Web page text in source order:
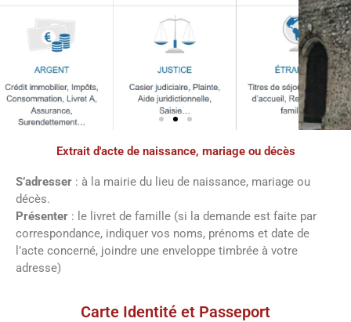
Démarches
administratives
Faîtes vos démarches en ligne sur notre
site en cliquant sur le bouton ci-dessous
Extrait d'acte de naissance, mariage ou décès
S’adresser : à la mairie du lieu de naissance, mariage ou
décès.
Présenter : le livret de famille (si la demande est faite par
correspondance, indiquer vos noms, prénoms et date de
l’acte concerné, joindre une enveloppe timbrée à votre
adresse)
Carte Identité et Passeport